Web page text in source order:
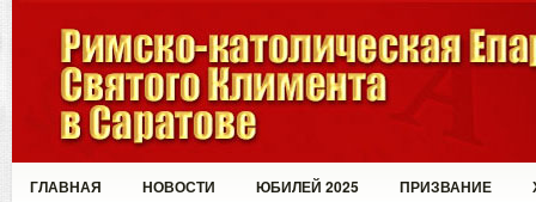
ГЛАВНАЯ НОВОСТИ ЮБИЛЕЙ 2025 ПРИЗВАНИЕ